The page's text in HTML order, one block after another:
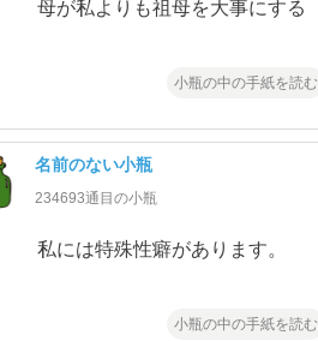
母が私よりも祖母を大事にする
小瓶の中の手紙を読む
名前のない小瓶
234693通目の小瓶
私には特殊性癖があります。
小瓶の中の手紙を読む